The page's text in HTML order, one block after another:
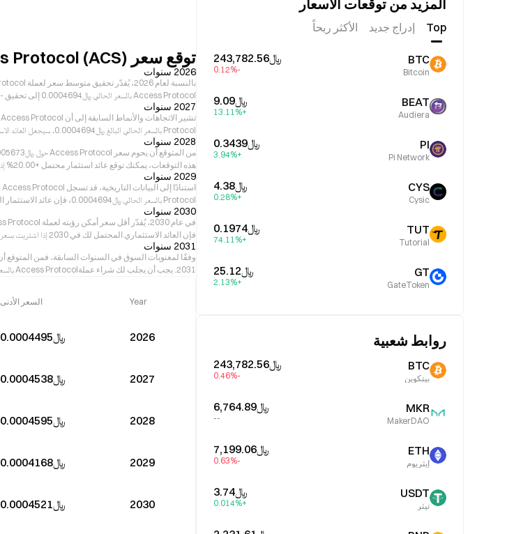
المزيد من توقعات الأسعار
Top إدراج جديد الأكثر ربحاً
BTC
Bitcoin
﷼‎243,782.56
-0.12%
BEAT
Audiera
﷼‎9.09
+13.11%
PI
Pi Network
﷼‎0.3439
+3.94%
CYS
Cysic
﷼‎4.38
+0.28%
TUT
Tutorial
﷼‎0.1974
+74.11%
GT
GateToken
﷼‎25.12
+2.13%
روابط شعبية
BTC
بيتكوين
﷼‎243,782.56
-0.46%
MKR
MakerDAO
﷼‎6,764.89
--
ETH
إيثريوم
﷼‎7,199.06
-0.63%
USDT
تيثر
﷼‎3.74
+0.014%
توقع سعر Access Protocol (ACS) للفترة 2026–2031
2026 سنوات
Access Protocol بالسعر الحالي ﷼‎0.0004694 إلى تحقيق -1.00% مكاسب خلال عام 2026.
2027 سنوات
Protocol بالسعر الحالي البالغ ﷼‎0.0004694، سيجعل العائد الاستثماري المحتمل بناءً على متوسط سعر يبلغ ﷼‎0.0004727 في عام 2027 هو 0.
2028 سنوات
هذه التوقعات، يمكنك توقع عائد استثمار محتمل +20.00% إذا اشتريت بسعر السوق الحالي البالغ ﷼‎0.0004694.
2029 سنوات
Protocol بالسعر الحالي ﷼‎0.0004694، فإن عائد الاستثمار المحتمل بالنسبة لك في عام 2029 هو +25.00% مع شق طريقه نحو متوسط سعر يبلغ ﷼‎0.0005871.
2030 سنوات
فإن العائد الاستثماري المحتمل لك في 2030 إذا اشتريت بسعر السوق البالغ ﷼‎0.0004694 هو +37.00%.
2031 سنوات
2031. يجب أن يجلب لك شراء عملةAccess Protocol بالسعر الحالي البالغ ﷼‎0.0004694 عائد الاستثمار المحتمل +61.00% إذا احتفظت به حتى عام 2031.
Year السعر الأدنى
2026 ﷼‎0.0004495
2027 ﷼‎0.0004538
2028 ﷼‎0.0004595
2029 ﷼‎0.0004168
2030 ﷼‎0.0004521